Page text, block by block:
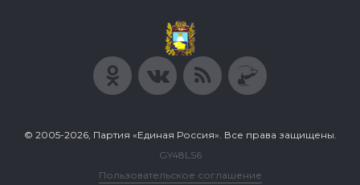
© 2005-2026, Партия «Единая Россия». Все права защищены.
GY48LS6
Пользовательское соглашение